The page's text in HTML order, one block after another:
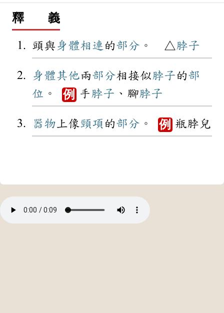
釋 義
頭與身體相連 的部分 。 △脖子
身體其他兩部分相接似脖子 的部
位 。 例 手 脖子 、腳脖子
器物 上像頸項 的部分 。 例 瓶脖兒